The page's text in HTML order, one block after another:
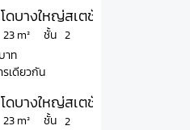
บางใหญ่สเตชั่น เฟส 2 Plum
าท
ชั้น
23 m² 2
รเดียวกัน
บางใหญ่สเตชั่น เฟส 2 Plum
ชั้น
23 m² 2